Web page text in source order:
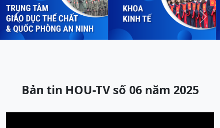
Previous Next
Bản tin HOU-TV số 06 năm 2025